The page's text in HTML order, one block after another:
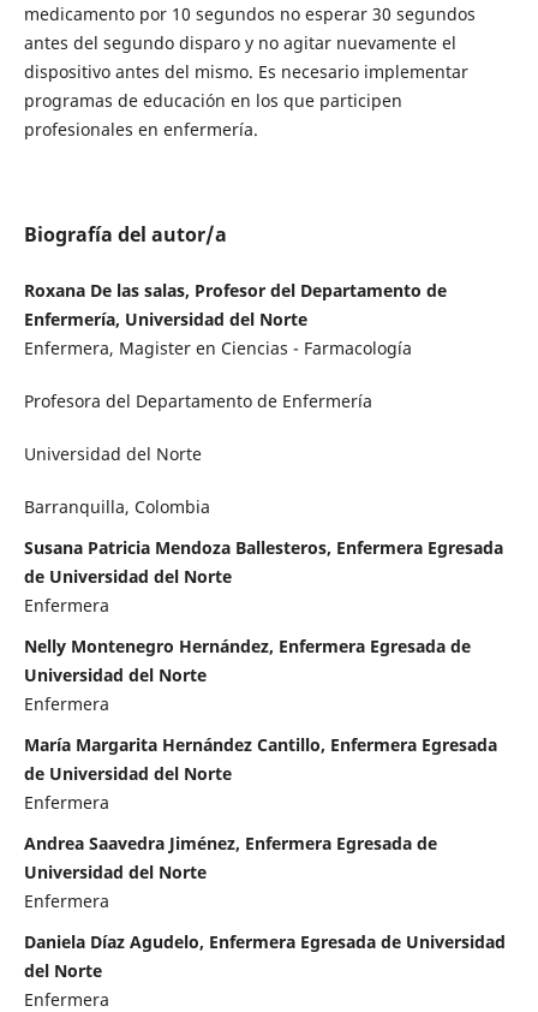
medicamento por 10 segundos no esperar 30 segundos
antes del segundo disparo y no agitar nuevamente el
dispositivo antes del mismo. Es necesario implementar
programas de educación en los que participen
profesionales en enfermería.
Biografía del autor/a
Roxana De las salas, Profesor del Departamento de
Enfermería, Universidad del Norte
Enfermera, Magister en Ciencias - Farmacología
Profesora del Departamento de Enfermería
Universidad del Norte
Barranquilla, Colombia
Susana Patricia Mendoza Ballesteros, Enfermera Egresada
de Universidad del Norte
Enfermera
Nelly Montenegro Hernández, Enfermera Egresada de
Universidad del Norte
Enfermera
María Margarita Hernández Cantillo, Enfermera Egresada
de Universidad del Norte
Enfermera
Andrea Saavedra Jiménez, Enfermera Egresada de
Universidad del Norte
Enfermera
Daniela Díaz Agudelo, Enfermera Egresada de Universidad
del Norte
Enfermera